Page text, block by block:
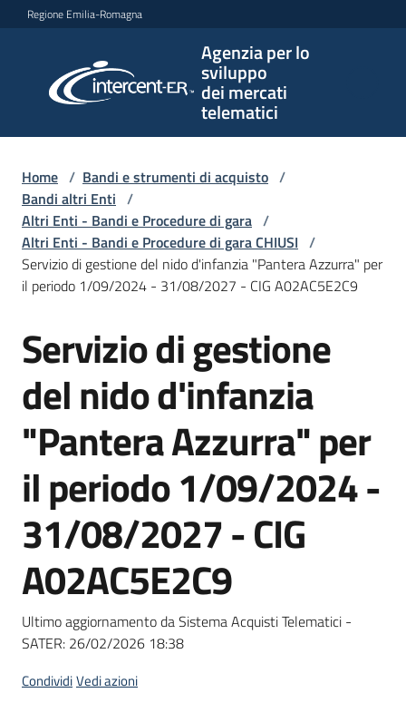
Vai al contenuto
Vai alla navigazione
Vai al footer
Regione Emilia-Romagna
Agenzia per lo
sviluppo
dei mercati
telematici
per lo
sviluppo
telematici
L'Agenzia
Bandi
e
di
Supporto
Piattaforme
telematiche
Home / Bandi e strumenti di acquisto /
Bandi altri Enti /
Altri Enti - Bandi e Procedure di gara /
Altri Enti - Bandi e Procedure di gara CHIUSI /
Servizio di gestione del nido d'infanzia "Pantera Azzurra" per
il periodo 1/09/2024 - 31/08/2027 - CIG A02AC5E2C9
Salta al contenuto
Servizio di gestione
del nido d'infanzia
"Pantera Azzurra" per
il periodo 1/09/2024 -
31/08/2027 - CIG
A02AC5E2C9
Ultimo aggiornamento da Sistema Acquisti Telematici -
SATER: 26/02/2026 18:38
CondividiVedi azioni